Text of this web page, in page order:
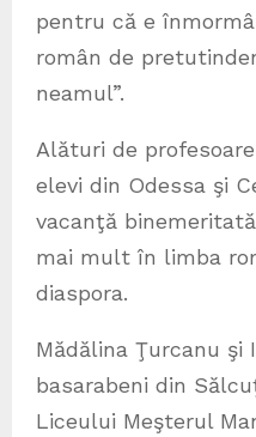
pentru că e
român de
neamul”.
Alături de
elevi din Odessa şi
vacanţă
mai mult în limba
diaspora.
Mădălina Ţurcanu şi
basarabeni din
Liceului Meşterul